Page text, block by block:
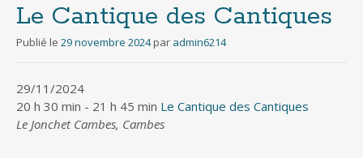
Le Cantique des Cantiques
Publié le 29 novembre 2024 par admin6214
29/11/2024
20 h 30 min - 21 h 45 min Le Cantique des Cantiques
Le Jonchet Cambes, Cambes